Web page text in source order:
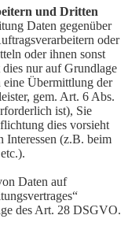
und Dritten
Daten gegenüber
oder
oder ihnen sonst
nur auf Grundlage
eine Übermittlung der
gem. Art. 6 Abs.
ist), Sie
dies vorsieht
Interessen (z.B. beim
Daten auf
des Art. 28 DSGVO.